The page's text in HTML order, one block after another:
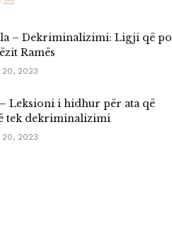
– Dekriminalizimi: Ligji që po
Ramës
20, 2023
Leksioni i hidhur për ata që
tek dekriminalizimi
20, 2023